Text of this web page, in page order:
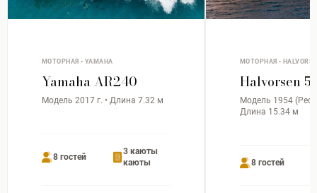
МОТОРНАЯ • YAMAHA
Yamaha AR240
Модель 2017 г. • Длина 7.32 м
8 гостей
3 каюты
каюты
МОТОРНАЯ •
Halvorsen
Модель 1954
Длина 15.34 м
8 гостей